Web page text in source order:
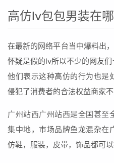
高仿lv包包男装在
在最新的网络平台当中爆料出
怀疑是假的lv所以不少的网友们
他们表示这种高仿的行为也是
侵犯了消费者的合法权益商家不
广州站西广州站西是全国甚至
集中地，市场品牌鱼龙混杂在
仿鞋，服装，皮带，饰品都可以